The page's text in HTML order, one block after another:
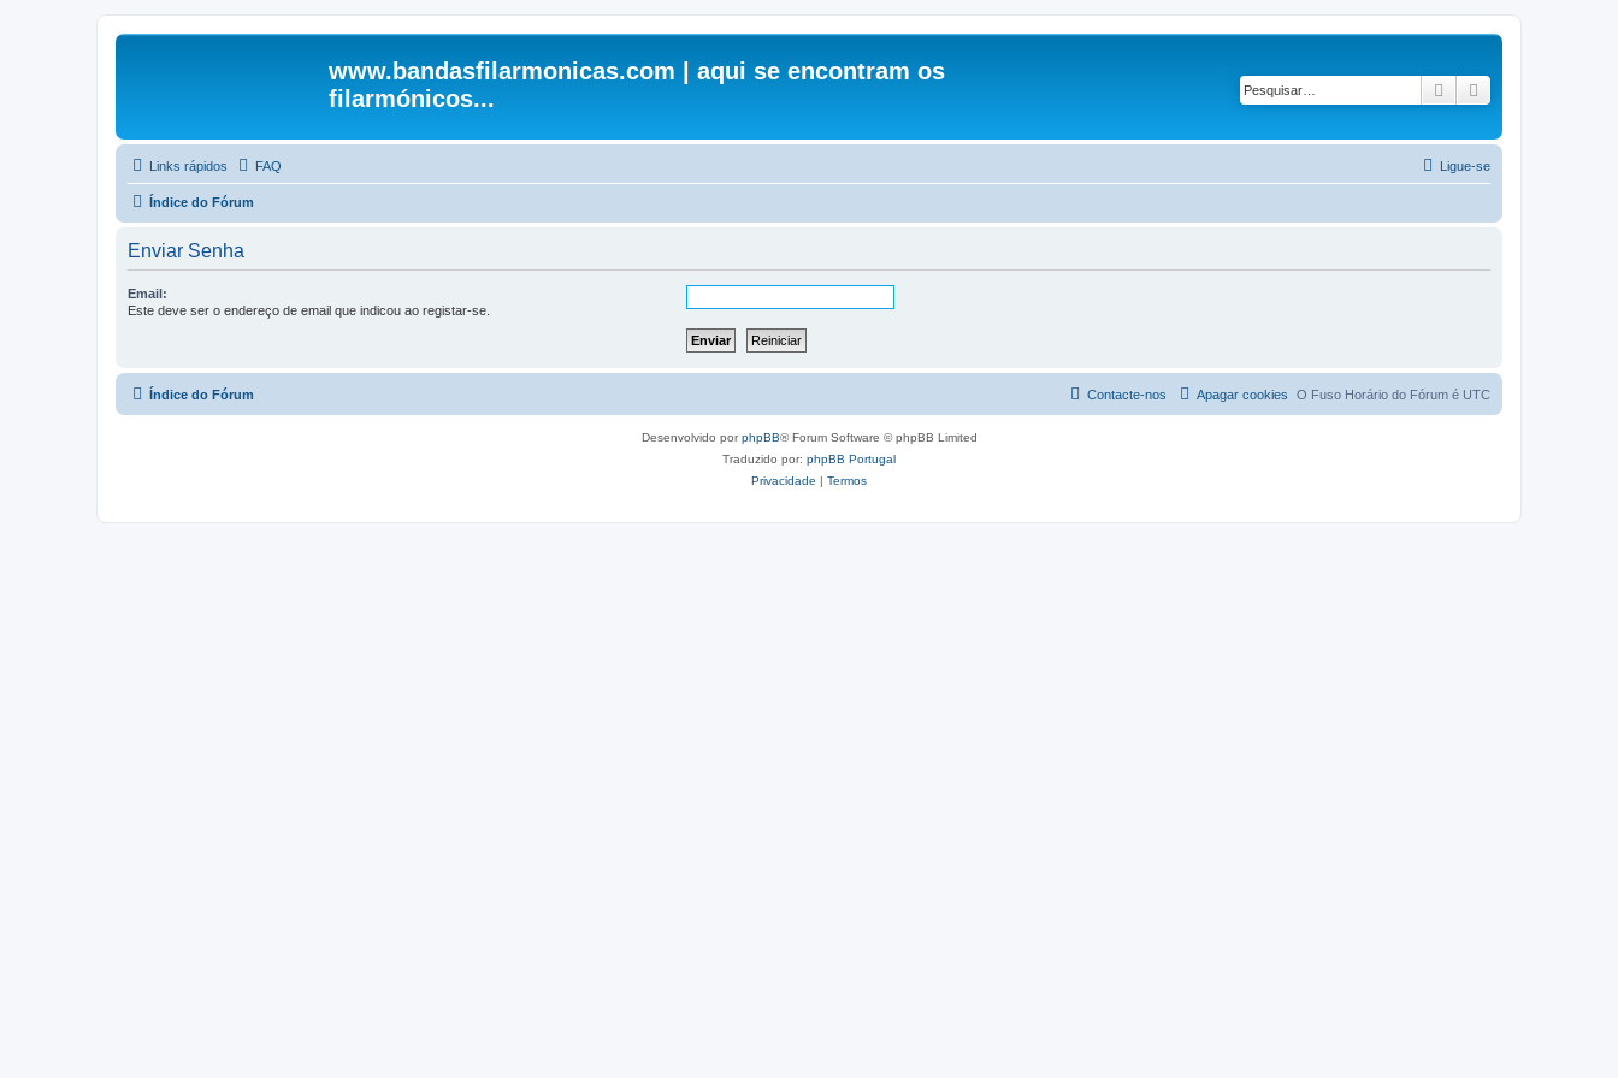
www.bandasfilarmonicas.com | aqui se encontram os
filarmónicos...
Pesquisar
Links rápidos FAQ Ligue-se
Índice do Fórum
Enviar Senha
Email:
Este deve ser o endereço de email que indicou ao registar-se.
Índice do Fórum O Fuso Horário do Fórum é UTC
Apagar cookies
Contacte-nos
Desenvolvido porphpBB® Forum Software © phpBB Limited
Traduzido por: phpBB Portugal
Privacidade | Termos